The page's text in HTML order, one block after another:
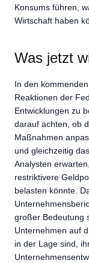
Konsums führen,
Wirtschaft haben
Was jetzt
In den
Reaktionen der
Entwicklungen zu
darauf achten, ob
Maßnahmen
und gleichzeitig
Analysten
restriktivere
belasten könnte.
großer Bedeutung
Unternehmen auf
in der Lage sind,